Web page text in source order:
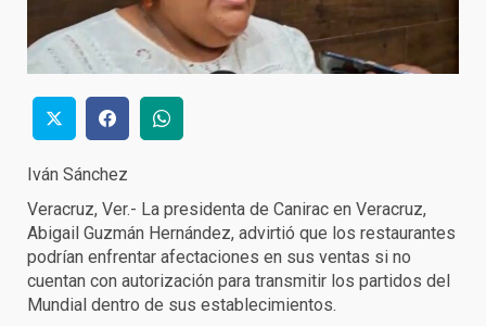
Iván Sánchez
Veracruz, Ver.- La presidenta de Canirac en Veracruz,
Abigail Guzmán Hernández, advirtió que los restaurantes
podrían enfrentar afectaciones en sus ventas si no
cuentan con autorización para transmitir los partidos del
Mundial dentro de sus establecimientos.